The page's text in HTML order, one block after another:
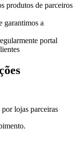
produtos de parceiros
garantimos a
portal
lojas parceiras